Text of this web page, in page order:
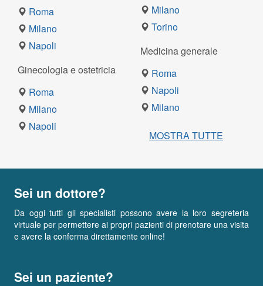
Roma
Milano
Napoli
Ginecologia e ostetricia
Roma
Milano
Napoli
Milano
Torino
Medicina generale
Roma
Napoli
Milano
MOSTRA TUTTE
Sei un dottore?
Da oggi tutti gli specialisti possono avere la loro segreteria
virtuale per permettere ai propri pazienti di prenotare una visita
e avere la conferma direttamente online!
Sei un paziente?